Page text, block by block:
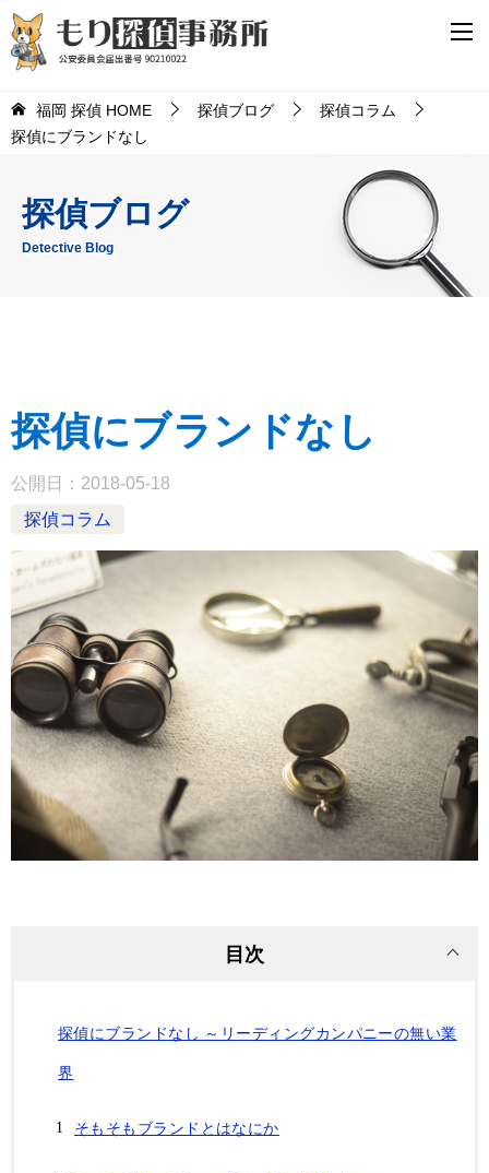
福岡 探偵 HOME 探偵ブログ
探偵コラム
探偵にブランドなし
探偵ブログ
Detective Blog
探偵にブランドなし
公開日： 2018-05-18
探偵コラム
目次
探偵にブランドなし ～リーディングカンパニーの無い業
界
そもそもブランドとはなにか